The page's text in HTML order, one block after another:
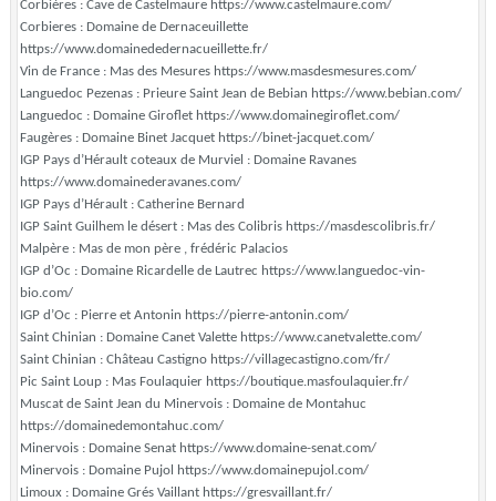
Corbières : Cave de Castelmaure https://www.castelmaure.com/
Corbieres : Domaine de Dernaceuillette
https://www.domainededernacueillette.fr/
Vin de France : Mas des Mesures https://www.masdesmesures.com/
Languedoc Pezenas : Prieure Saint Jean de Bebian https://www.bebian.com/
Languedoc : Domaine Giroflet https://www.domainegiroflet.com/
Faugères : Domaine Binet Jacquet https://binet-jacquet.com/
IGP Pays d’Hérault coteaux de Murviel : Domaine Ravanes
https://www.domainederavanes.com/
IGP Pays d’Hérault : Catherine Bernard
IGP Saint Guilhem le désert : Mas des Colibris https://masdescolibris.fr/
Malpère : Mas de mon père , frédéric Palacios
IGP d’Oc : Domaine Ricardelle de Lautrec https://www.languedoc-vin-
bio.com/
IGP d’Oc : Pierre et Antonin https://pierre-antonin.com/
Saint Chinian : Domaine Canet Valette https://www.canetvalette.com/
Saint Chinian : Château Castigno https://villagecastigno.com/fr/
Pic Saint Loup : Mas Foulaquier https://boutique.masfoulaquier.fr/
Muscat de Saint Jean du Minervois : Domaine de Montahuc
https://domainedemontahuc.com/
Minervois : Domaine Senat https://www.domaine-senat.com/
Minervois : Domaine Pujol https://www.domainepujol.com/
Limoux : Domaine Grés Vaillant https://gresvaillant.fr/